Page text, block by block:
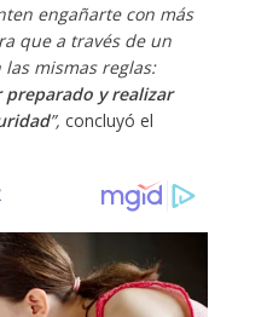
engañarte con más
que a través de un
mismas reglas:
y realizar
”, concluyó el